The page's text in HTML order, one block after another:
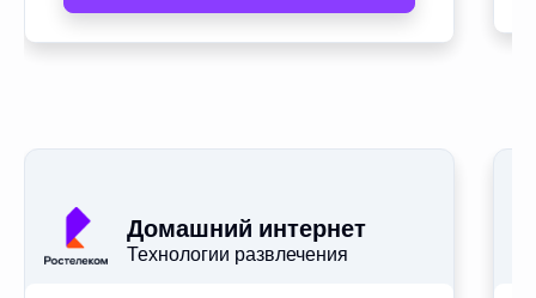
Домашний интернет
Технологии развлечения